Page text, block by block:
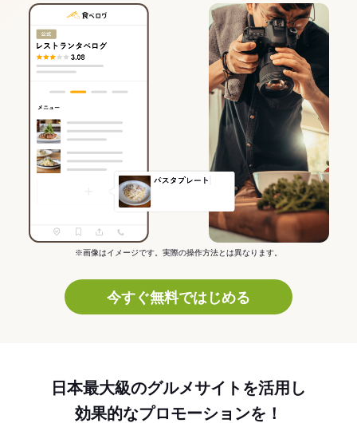
※画像はイメージです。実際の操作方法とは異なります。
今すぐ無料ではじめる
日本最大級のグルメサイトを活用し
効果的なプロモーションを！